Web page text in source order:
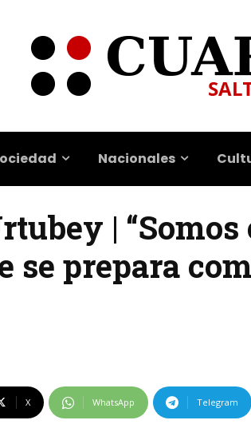
Nacionales
|
se prepara
X WhatsApp Telegram